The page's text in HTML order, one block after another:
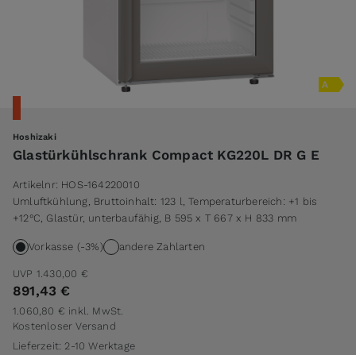
Hoshizaki
Glastürkühlschrank Compact KG220L DR G E
Artikelnr: HOS-164220010
Umluftkühlung, Bruttoinhalt: 123 l, Temperaturbereich: +1 bis
+12°C, Glastür, unterbaufähig, B 595 x T 667 x H 833 mm
Vorkasse (-3%) andere Zahlarten
UVP 1.430,00 €
891,43 €
1.060,80 € inkl. MwSt.
Kostenloser Versand
Lieferzeit: 2-10 Werktage